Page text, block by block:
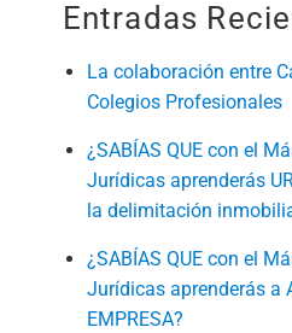
Entradas
La colaboración entre
Colegios Profesionales
¿SABÍAS QUE con el
Jurídicas aprenderás
la delimitación
¿SABÍAS QUE con el
Jurídicas aprenderás a
EMPRESA?